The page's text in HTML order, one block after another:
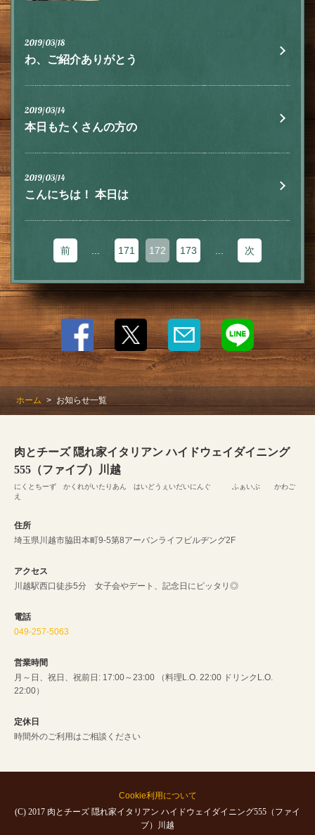
2019/03/18
わ、ご紹介ありがとう
2019/03/14
本日もたくさんの方の
2019/03/14
こんにちは！ 本日は
前 171 172 173 次
ホーム お知らせ一覧
肉とチーズ 隠れ家イタリアン ハイドウェイダイニング
555（ファイブ）川越
にくとちーず かくれがいたりあん はいどうぇいだいにんぐ ふぁいぶ かわご
え
住所
埼玉県川越市脇田本町9-5第8アーバンライフビルヂング2F
アクセス
川越駅西口徒歩5分 女子会やデート、記念日にピッタリ◎
電話
049-257-5063
営業時間
月～日、祝日、祝前日: 17:00～23:00 （料理L.O. 22:00 ドリンクL.O.
22:00）
定休日
時間外のご利用はご相談ください
Cookie利用について
(C) 2017 肉とチーズ 隠れ家イタリアン ハイドウェイダイニング555（ファイ
ブ）川越
埼玉県川越市脇田本町9-5第8アーバンライフビルヂング2F
https://555.owst.jp/blogs
お店情報をコピー